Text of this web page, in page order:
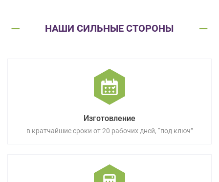
НАШИ СИЛЬНЫЕ СТОРОНЫ
Изготовление
в кратчайшие сроки от 20 рабочих дней, “под ключ”